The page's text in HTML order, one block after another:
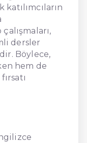
dersler
Böylece,
hem de